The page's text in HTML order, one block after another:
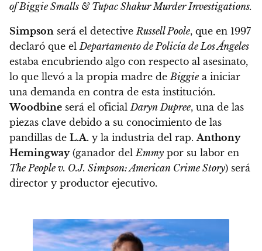
of Biggie Smalls & Tupac Shakur Murder Investigations.
Simpson será el detectiveRussell Poole, que en 1997
declaró que elDepartamento de Policía de Los Ángeles
estaba encubriendo algo con respecto al asesinato,
lo que llevó a la propia madre deBiggie a iniciar
una demanda en contra de esta institución.
Woodbine será el oficialDaryn Dupree, una de las
piezas clave debido a su conocimiento de las
pandillas de L.A. y la industria del rap.Anthony
Hemingway(ganador delEmmy por su labor en
The People v. O.J. Simpson: American Crime Story) será
director y productor ejecutivo.